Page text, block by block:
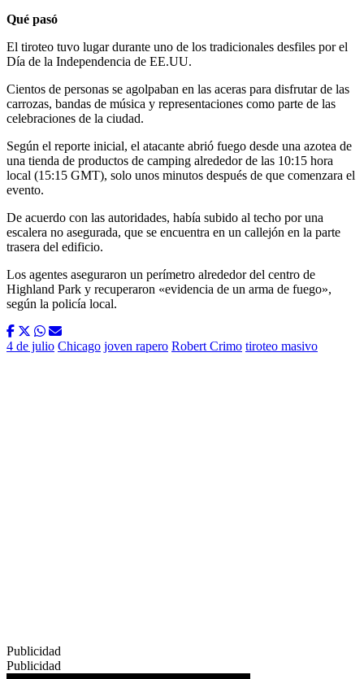
Qué pasó
El tiroteo tuvo lugar durante uno de los tradicionales desfiles por el
Día de la Independencia de EE.UU.
Cientos de personas se agolpaban en las aceras para disfrutar de las
carrozas, bandas de música y representaciones como parte de las
celebraciones de la ciudad.
Según el reporte inicial, el atacante abrió fuego desde una azotea de
una tienda de productos de camping alrededor de las 10:15 hora
local (15:15 GMT), solo unos minutos después de que comenzara el
evento.
De acuerdo con las autoridades, había subido al techo por una
escalera no asegurada, que se encuentra en un callejón en la parte
trasera del edificio.
Los agentes aseguraron un perímetro alrededor del centro de
Highland Park y recuperaron «evidencia de un arma de fuego»,
según la policía local.
4 de julio Chicago joven rapero Robert Crimo tiroteo masivo
Publicidad
Publicidad